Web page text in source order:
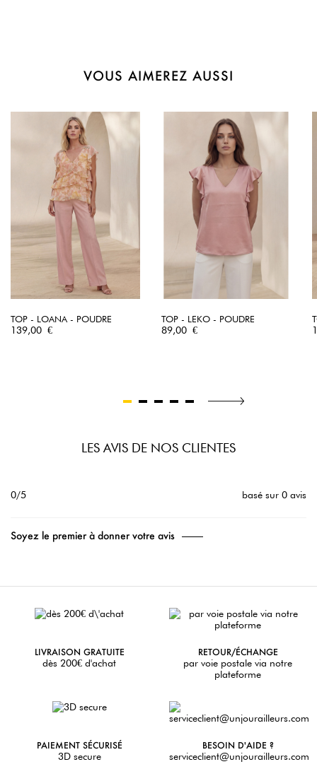
VOUS AIMEREZ AUSSI
TOP - LOANA - POUDRE
Prix
139,00 €
TOP - LEKO - POUDRE
Prix
89,00 €
LES AVIS DE NOS CLIENTES
0/5 basé sur 0 avis
Soyez le premier à donner votre avis
LIVRAISON GRATUITE
dès 200€ d'achat
RETOUR/ÉCHANGE
par voie postale via notre
plateforme
PAIEMENT SÉCURISÉ
3D secure
BESOIN D'AIDE ?
serviceclient@unjourailleurs.com